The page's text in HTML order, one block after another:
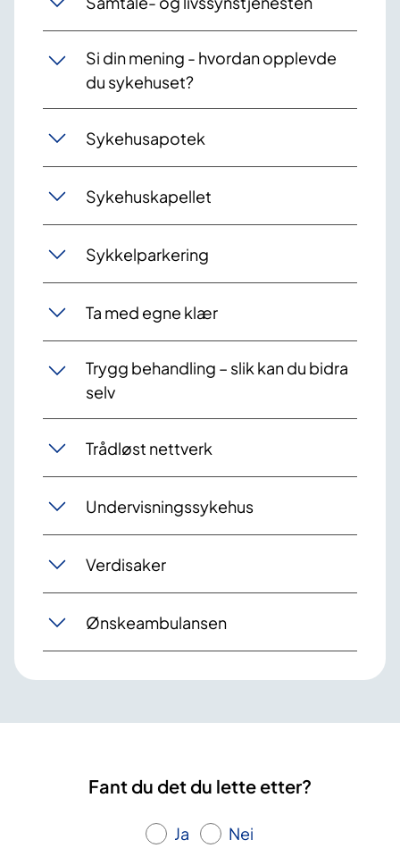
Si din mening - hvordan opplevde
du sykehuset?
Sykehusapotek
Sykehuskapellet
Sykkelparkering
Ta med egne klær
Trygg behandling – slik kan du bidra
selv
Trådløst nettverk
Undervisningssykehus
Verdisaker
Ønskeambulansen
Fant du det du lette etter?
Ja Nei